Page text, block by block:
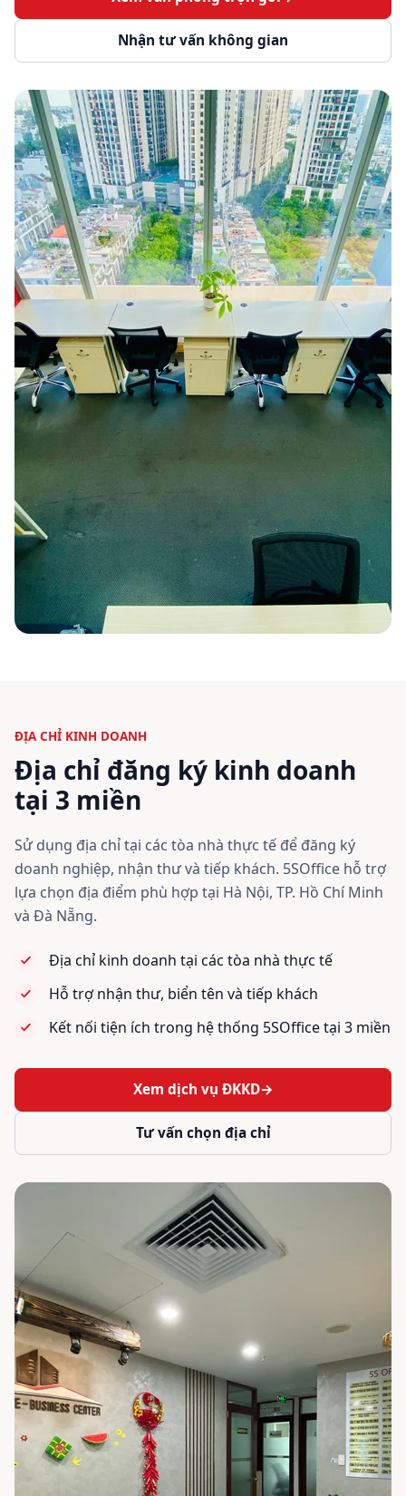
Nhận tư vấn không gian
ĐỊA CHỈ KINH DOANH
Địa chỉ đăng ký kinh doanh
tại 3 miền
Sử dụng địa chỉ tại các tòa nhà thực tế để đăng ký
doanh nghiệp, nhận thư và tiếp khách. 5SOffice hỗ trợ
lựa chọn địa điểm phù hợp tại Hà Nội, TP. Hồ Chí Minh
và Đà Nẵng.
Địa chỉ kinh doanh tại các tòa nhà thực tế
Hỗ trợ nhận thư, biển tên và tiếp khách
Kết nối tiện ích trong hệ thống 5SOffice tại 3 miền
Xem dịch vụ ĐKKD→
Tư vấn chọn địa chỉ